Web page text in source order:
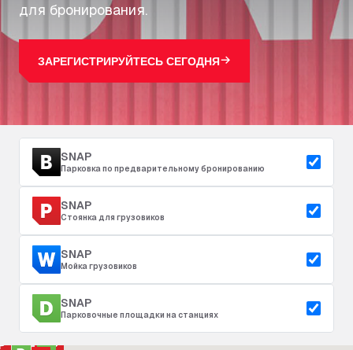
для бронирования.
ЗАРЕГИСТРИРУЙТЕСЬ СЕГОДНЯ
SNAP
Парковка по предварительному бронированию
SNAP
Стоянка для грузовиков
SNAP
Мойка грузовиков
SNAP
Парковочные площадки на станциях